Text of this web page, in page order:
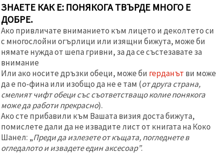
ЗНАЕТЕ КАК Е: ПОНЯКОГА ТВЪРДЕ МНОГО Е
ДОБРЕ.
Ако привличате вниманието към лицето и деколтето си
с многослойни огърлици или изящни бижута, може би
нямате нужда от шепа гривни, за да се състезавате за
внимание
Или ако носите дръзки обеци, може би герданът ви може
да е по-фина или изобщо да не е там (от друга страна,
смелият чифт обеци със съответстващо колие понякога
може да работи прекрасно).
Ако сте прибавили към Вашата визия доста бижута,
помислете дали да не извадите лист от книгата на Коко
Шанел: „Преди да излезете от къщата, погледнете в
огледалото и извадете един аксесоар”.